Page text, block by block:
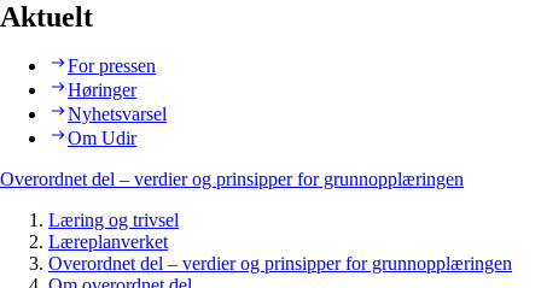
Aktuelt
For pressen
Høringer
Nyhetsvarsel
Om Udir
Overordnet del – verdier og prinsipper for grunnopplæringen
Læring og trivsel
Læreplanverket
Overordnet del – verdier og prinsipper for grunnopplæringen